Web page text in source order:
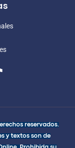
reservados.
y textos son de